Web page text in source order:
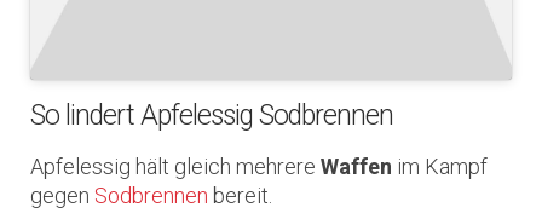
So lindert Apfelessig Sodbrennen
Apfelessig hält gleich mehrere Waffen im Kampf
gegen Sodbrennen bereit.